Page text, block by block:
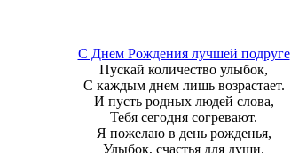
С Днем Рождения лучшей подруге
Пускай количество улыбок,
С каждым днем лишь возрастает.
И пусть родных людей слова,
Тебя сегодня согревают.
Я пожелаю в день рожденья,
Улыбок, счастья для души.